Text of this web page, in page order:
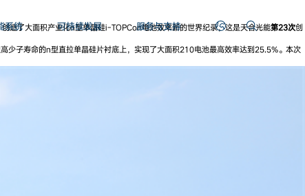
系统 可持续发展 服务与支持
创造了大面积产业化n型单晶硅i-TOPCon电池效率新的世界纪录，这是天合光能第23次创
少子寿命的n型直拉单晶硅片衬底上，实现了大面积210电池最高效率达到25.5%。本次